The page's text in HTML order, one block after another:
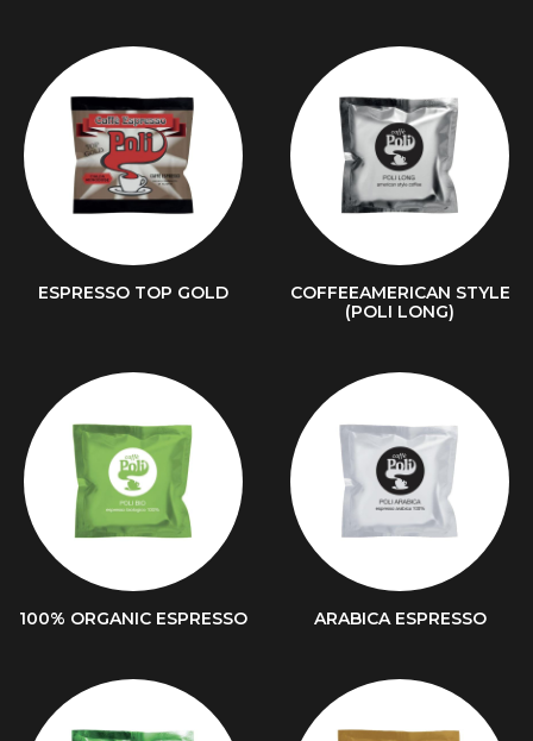
ESPRESSO TOP GOLD
COFFEEAMERICAN STYLE
(POLI LONG)
100% ORGANIC ESPRESSO ARABICA ESPRESSO